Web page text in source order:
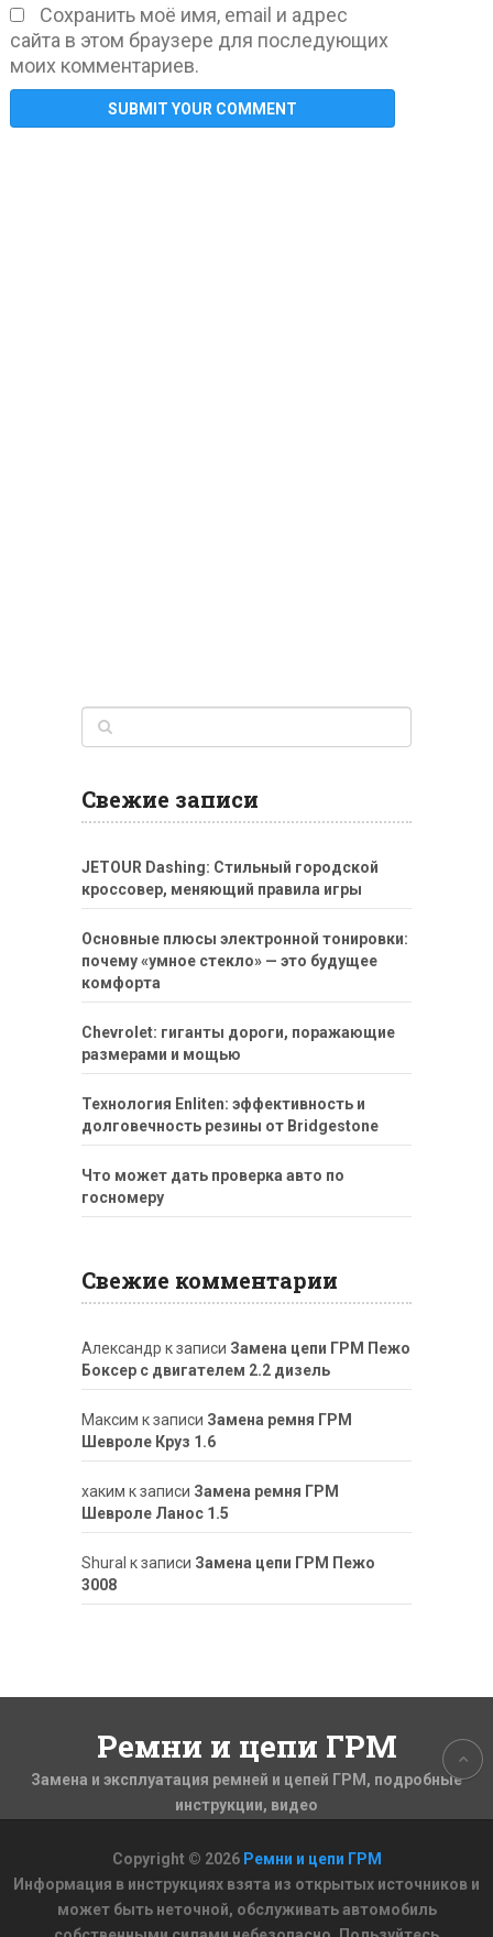
Сохранить моё имя, email и адрес
сайта в этом браузере для последующих
моих комментариев.
Свежие записи
JETOUR Dashing: Стильный городской
кроссовер, меняющий правила игры
Основные плюсы электронной тонировки:
почему «умное стекло» — это будущее
комфорта
Chevrolet: гиганты дороги, поражающие
размерами и мощью
Технология Enliten: эффективность и
долговечность резины от Bridgestone
Что может дать проверка авто по
госномеру
Свежие комментарии
Александр к записи Замена цепи ГРМ Пежо
Боксер с двигателем 2.2 дизель
Максим к записи Замена ремня ГРМ
Шевроле Круз 1.6
хаким к записи Замена ремня ГРМ
Шевроле Ланос 1.5
ShuraI к записи Замена цепи ГРМ Пежо
3008
Ремни и цепи ГРМ
Замена и эксплуатация ремней и цепей ГРМ, подробные
инструкции, видео
Copyright © 2026 Ремни и цепи ГРМ
Информация в инструкциях взята из открытых источников и
может быть неточной, обслуживать автомобиль